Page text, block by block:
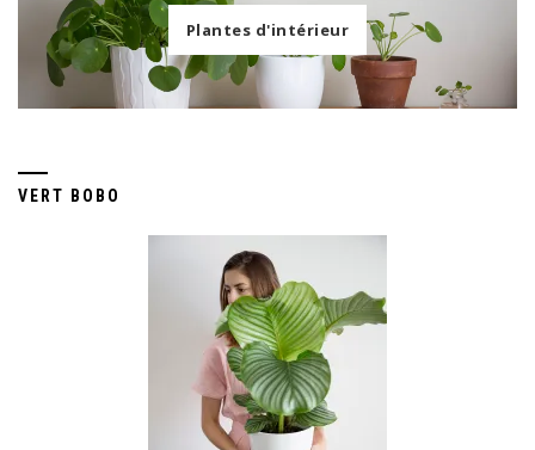
Plantes d'intérieur
VERT BOBO